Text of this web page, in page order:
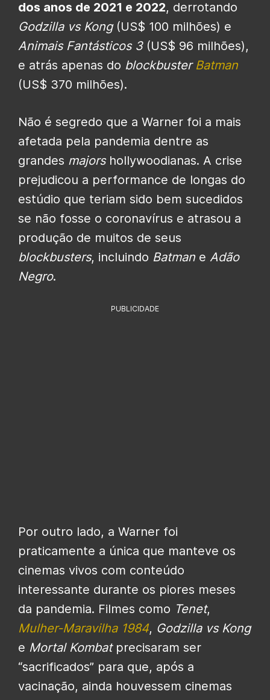
dos anos de 2021 e 2022, derrotando
Godzilla vs Kong (US$ 100 milhões) e
Animais Fantásticos 3(US$ 96 milhões),
e atrás apenas do blockbuster Batman
(US$ 370 milhões).
Não é segredo que a Warner foi a mais
afetada pela pandemia dentre as
grandes majors hollywoodianas. A crise
prejudicou a performance de longas do
estúdio que teriam sido bem sucedidos
se não fosse o coronavírus e atrasou a
produção de muitos de seus
blockbusters, incluindo Batman e Adão
Negro.
PUBLICIDADE
Por outro lado, a Warner foi
praticamente a única que manteve os
cinemas vivos com conteúdo
interessante durante os piores meses
da pandemia. Filmes como Tenet,
Mulher-Maravilha 1984, Godzilla vs Kong
e Mortal Kombatprecisaram ser
“sacrificados” para que, após a
vacinação, ainda houvessem cinemas